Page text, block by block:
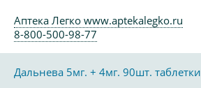
Аптека Легко www.aptekalegko.ru
8-800-500-98-77
Дальнева 5мг. + 4мг. 90шт. таблетки